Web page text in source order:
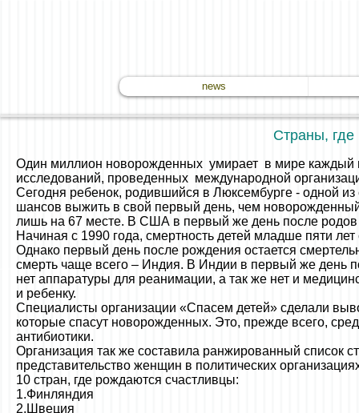
news
Страны,
Один миллион новорожденных умирает в мире каждый
исследований, проведенных международной
Сегодня ребенок, родившийся в Люксембурге - одной
шансов выжить в свой первый день, чем
лишь на 67 месте. В США в первый же день после родов
Начиная с 1990 года, смертность детей младше пяти
Однако первый день после рождения остается
смерть чаще всего – Индия. В Индии в первый же день
нет аппаратуры для реанимации, а так же нет и
и ребенку.
Специалисты организации «Спасем детей» сделали
которые спасут новорожденных. Это, прежде всего,
антибиотики.
Организация так же составила ранжированный список
представительство женщин в политических
10 стран, где рождаются
1.Финляндия
2.Швеция